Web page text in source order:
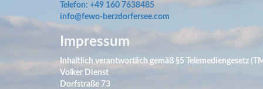
Telefon: +49 160 7638485
info@fewo-berzdorfersee.com
Impressum
Inhaltlich verantwortlich gemäß §5 Telemediengesetz
Volker Dienst
Dorfstraße 73